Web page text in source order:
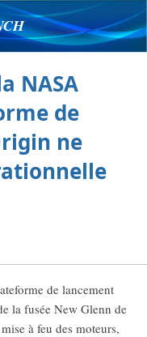
NASA
de
ne
de lancement
la fusée New Glenn de
à feu des moteurs,